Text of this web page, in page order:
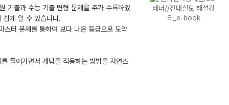
기출과 수능 기출 변형 문제를 추가 수록하였
쉽게 알 수 있습니다.
스터 문제를 통하여 보다 나은 등급으로 도약
풀어가면서 개념을 적용하는 방법을 자연스